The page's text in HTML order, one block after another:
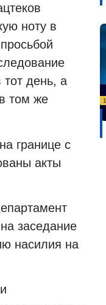
ноту в
день, а
том же
границе с
акты
заседание
насилия на